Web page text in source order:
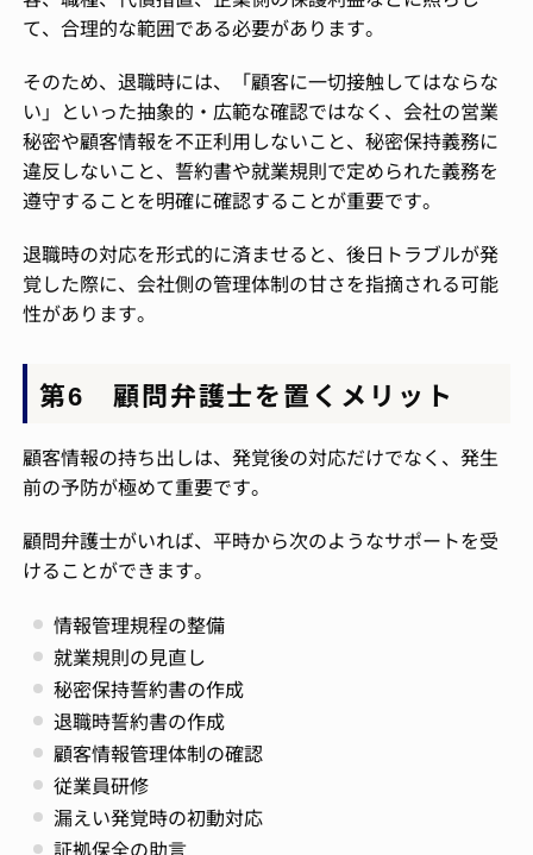
て、合理的な範囲である必要があります。
そのため、退職時には、「顧客に一切接触してはならな
い」といった抽象的・広範な確認ではなく、会社の営業
秘密や顧客情報を不正利用しないこと、秘密保持義務に
違反しないこと、誓約書や就業規則で定められた義務を
遵守することを明確に確認することが重要です。
退職時の対応を形式的に済ませると、後日トラブルが発
覚した際に、会社側の管理体制の甘さを指摘される可能
性があります。
第6 顧問弁護士を置くメリット
顧客情報の持ち出しは、発覚後の対応だけでなく、発生
前の予防が極めて重要です。
顧問弁護士がいれば、平時から次のようなサポートを受
けることができます。
情報管理規程の整備
就業規則の見直し
秘密保持誓約書の作成
退職時誓約書の作成
顧客情報管理体制の確認
従業員研修
漏えい発覚時の初動対応